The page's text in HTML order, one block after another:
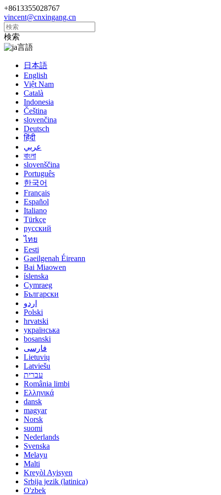
+8613355028767
vincent@cnxingang.cn
検索
言語
日本語
English
Việt Nam
Català
Indonesia
Čeština
slovenčina
Deutsch
हिंदी
عربي
বাংলা
slovenščina
Português
한국어
Français
Español
Italiano
Türkçe
русский
ไทย
Eesti
Gaeilgenah Éireann
Bai Miaowen
íslenska
Cymraeg
Български
اردو
Polski
hrvatski
українська
bosanski
فارسی
Lietuvių
Latviešu
עברית
România limbi
Ελληνικά
dansk
magyar
Norsk
suomi
Nederlands
Svenska
Melayu
Malti
Kreyòl Ayisyen
Srbija jezik (latinica)
O'zbek